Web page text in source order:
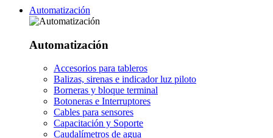
Automatización
Automatización
Accesorios para tableros
Balizas, sirenas e indicador luz piloto
Borneras y bloque terminal
Botoneras e Interruptores
Cables para sensores
Capacitación y Soporte
Caudalímetros de agua